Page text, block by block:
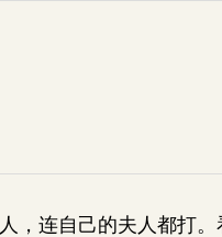
，连自己的夫人都打。